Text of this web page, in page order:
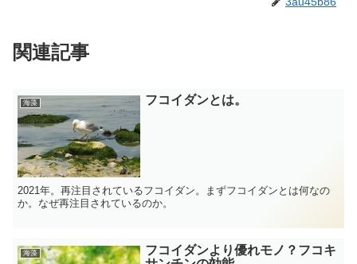
関連記事
海藻 フコイダンとは。
2021年。再注目されているフコイダン。まずフコイダンとは何なの
か。なぜ再注目されているのか。
海藻
フコイダンより優れモノ？フコキ